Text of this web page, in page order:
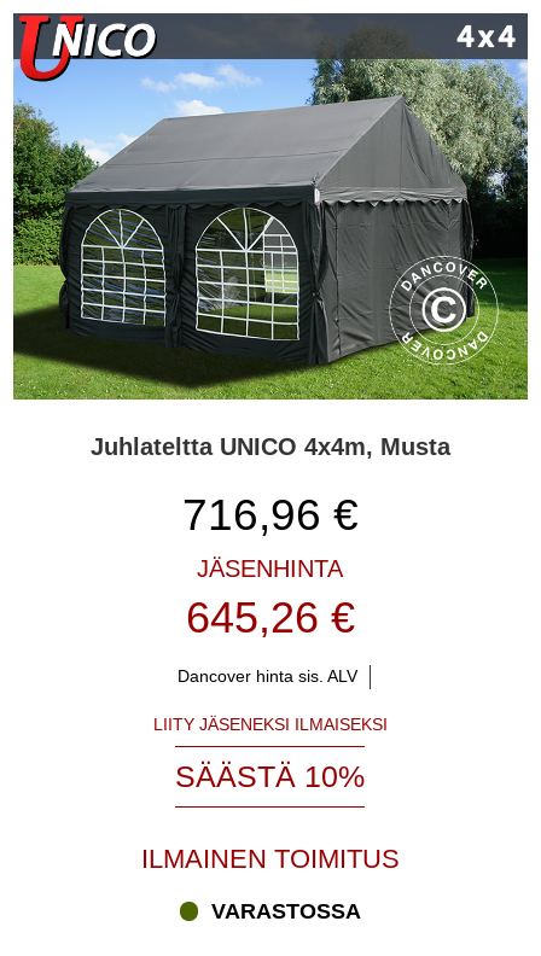
Juhlateltta UNICO 4x4m, Musta
716,96 €
JÄSENHINTA
645,26 €
Dancover hinta sis. ALV
LIITY JÄSENEKSI ILMAISEKSI
SÄÄSTÄ 10%
ILMAINEN TOIMITUS
VARASTOSSA